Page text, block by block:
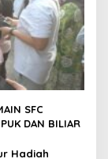
SFC
DAN BILIAR
Hadiah